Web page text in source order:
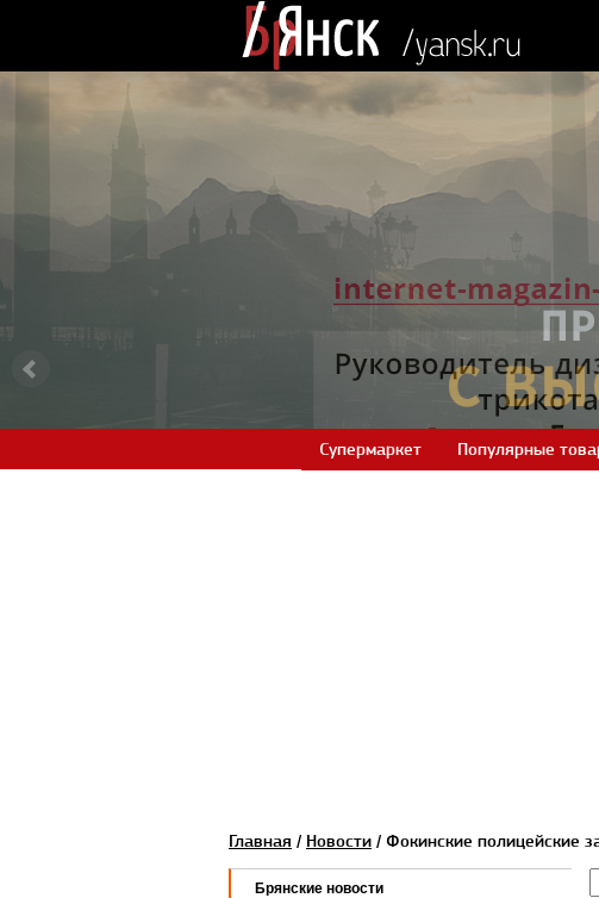
Супермаркет Популярные
Главная / Новости / Фокинские полицейские
Брянские новости